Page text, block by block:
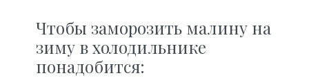
Чтобы заморозить малину на
зиму в холодильнике
понадобится: